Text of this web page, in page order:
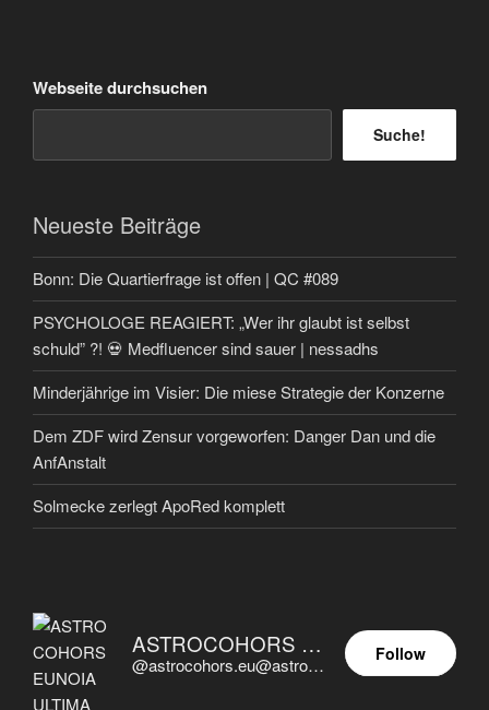
Webseite durchsuchen
Suche!
Neueste Beiträge
Bonn: Die Quartierfrage ist offen | QC #089
PSYCHOLOGE REAGIERT: „Wer ihr glaubt ist selbst
schuld” ?! 💀 Medfluencer sind sauer | nessadhs
Minderjährige im Visier: Die miese Strategie der Konzerne
Dem ZDF wird Zensur vorgeworfen: Danger Dan und die
AnfAnstalt
Solmecke zerlegt ApoRed komplett
ASTROCOHORS EUNOIA ULTIMA
@astrocohors.eu@astrocohors.eu
Follow